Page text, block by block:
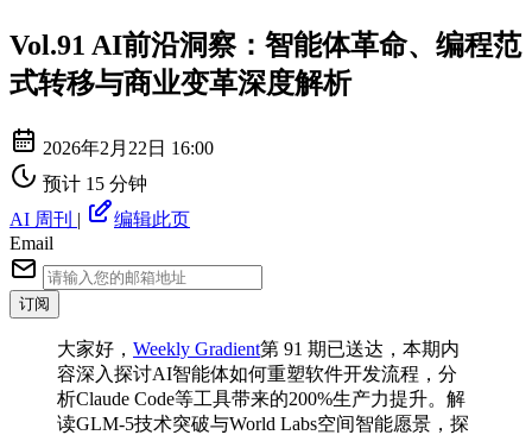
Vol.91 AI前沿洞察：智能体革命、编程范
式转移与商业变革深度解析
2026年2月22日 16:00
预计 15 分钟
AI 周刊 |
编辑此页
Email
订阅
⼤家好， Weekly Gradient第 91 期已送达，本期内
容深入探讨AI智能体如何重塑软件开发流程，分
析Claude Code等工具带来的200%生产力提升。解
读GLM-5技术突破与World Labs空间智能愿景，探